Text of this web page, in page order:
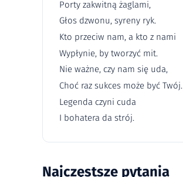
Porty zakwitną żaglami,
Głos dzwonu, syreny ryk.
Kto przeciw nam, a kto z nami
Wypłynie, by tworzyć mit.
Nie ważne, czy nam się uda,
Choć raz sukces może być Twój.
Legenda czyni cuda
I bohatera da strój.
Najczęstsze pytania